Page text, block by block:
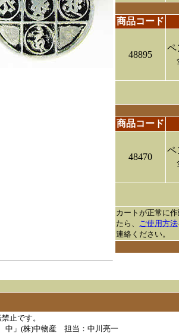
商品コード
48895
ペ
商品コード
48470
ペ
カートが正常に
たら、 ご使用方法
連絡ください。
止です。
中」(株)中物産 担当：中川亮一